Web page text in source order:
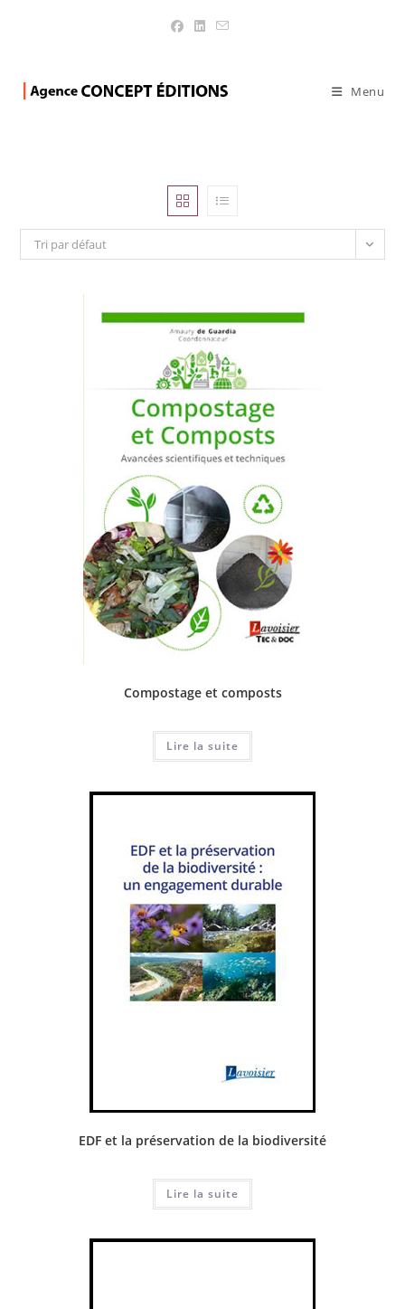
Menu
LAVOISIER Tec&Doc
Tri par défaut
Compostage et composts
Lire la suite
EDF et la préservation de la biodiversité
Lire la suite